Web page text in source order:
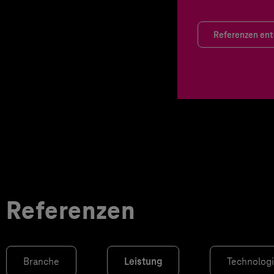
Referenzen
Referenzen
Branche Leistung